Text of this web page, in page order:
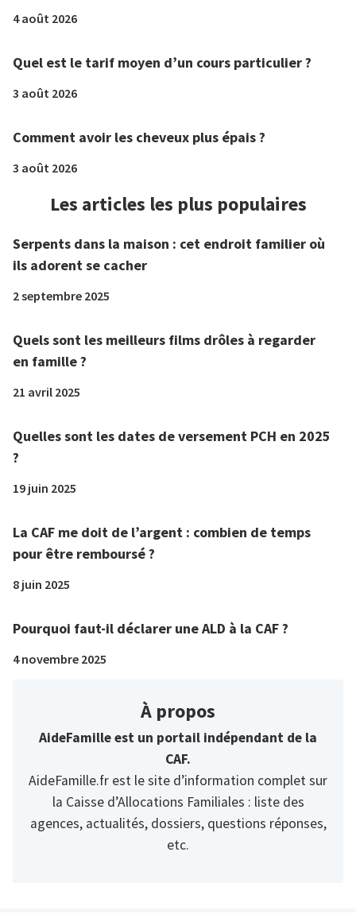
4 août 2026
Quel est le tarif moyen d’un cours particulier ?
3 août 2026
Comment avoir les cheveux plus épais ?
3 août 2026
Les articles les plus populaires
Serpents dans la maison : cet endroit familier où
ils adorent se cacher
2 septembre 2025
Quels sont les meilleurs films drôles à regarder
en famille ?
21 avril 2025
Quelles sont les dates de versement PCH en 2025
?
19 juin 2025
La CAF me doit de l’argent : combien de temps
pour être remboursé ?
8 juin 2025
Pourquoi faut-il déclarer une ALD à la CAF ?
4 novembre 2025
À propos
AideFamille est un portail indépendant de la
CAF.
AideFamille.fr est le site d’information complet sur
la Caisse d’Allocations Familiales : liste des
agences, actualités, dossiers, questions réponses,
etc.